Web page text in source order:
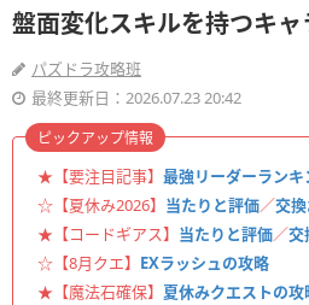
盤面変化スキルを持つキ
パズドラ攻略班
最終更新日：2026.07.23 20:42
★【要注目記事】 最強リーダーランキ
☆【夏休み2026】 当たりと評価／交
★【コードギアス】 当たりと評価／交
☆【8月クエ】 EXラッシュの攻略
★【魔法石確保】 夏休みクエストの攻
ピックアップ情報